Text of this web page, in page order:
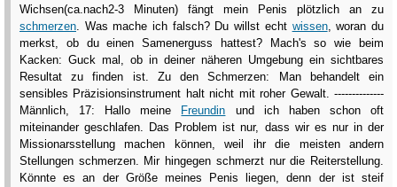
Wichsen(ca.nach2-3 Minuten) fängt mein Penis plötzlich an zu
schmerzen . Was mache ich falsch? Du willst echt wissen, woran du
merkst, ob du einen Samenerguss hattest? Mach's so wie beim
Kacken: Guck mal, ob in deiner näheren Umgebung ein sichtbares
Resultat zu finden ist. Zu den Schmerzen: Man behandelt ein
sensibles Präzisionsinstrument halt nicht mit roher Gewalt. --------------
Männlich, 17: Hallo meine
Freundin und ich haben schon oft
miteinander geschlafen. Das Problem ist nur, dass wir es nur in der
Missionarsstellung machen können, weil ihr die meisten andern
Stellungen schmerzen. Mir hingegen schmerzt nur die Reiterstellung.
Könnte es an der Größe meines Penis liegen, denn der ist steif